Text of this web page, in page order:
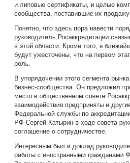
и липовые сертификаты, и целые
сообщества, поставившие их продажу
Понятно, что здесь пора навести
руководитель Росаккредитации
в этой области. Кроме того, в
будут ужесточены, что на первом
роль.
В упорядочении этого сегмента
бизнес-сообщества. Он предложил
место в общественном совете
взаимодействия предприняты и
Федеральной службы по
РФ Сергей Катырин в ходе совета
соглашение о сотрудничестве.
Интересным был и доклад
работы с иностранными гражданами